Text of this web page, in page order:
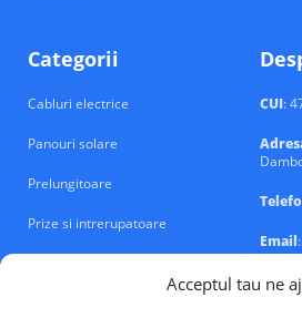
Acceptul tau ne
Categorii
Cabluri electrice
Panouri solare
Prelungitoare
Prize si intrerupatoare
CUI:
Email